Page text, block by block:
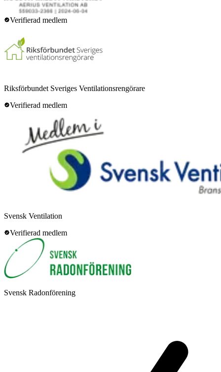
Verifierad medlem
Riksförbundet Sveriges Ventilationsrengörare
Verifierad medlem
Svensk Ventilation
Verifierad medlem
Svensk Radonförening